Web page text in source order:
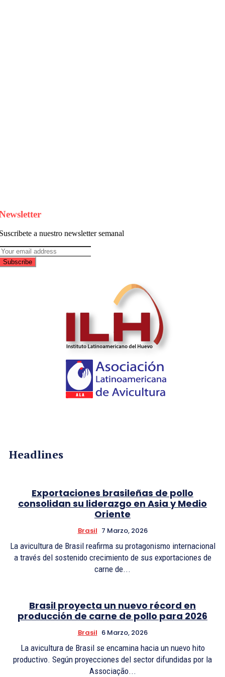
a nuestro newsletter semanal
Subscribe
Headlines
Exportaciones brasileñas de pollo
consolidan su liderazgo en Asia y Medio
Oriente
Brasil 7 Marzo, 2026
La avicultura de Brasil reafirma su protagonismo internacional
a través del sostenido crecimiento de sus exportaciones de
carne de...
Brasil proyecta un nuevo récord en
producción de carne de pollo para 2026
Brasil 6 Marzo, 2026
La avicultura de Brasil se encamina hacia un nuevo hito
productivo. Según proyecciones del sector difundidas por la
Associação...